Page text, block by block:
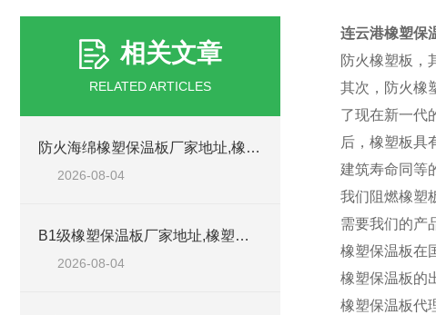
相关文章
RELATED ARTICLES
防火海绵橡塑保温板厂家地址,橡塑批发商
2026-08-04
B1级橡塑保温板厂家地址,橡塑板优质批发商
2026-08-04
连云港橡塑保
防火橡塑板，
其次，防火橡
了现在新一代
后，橡塑板具
建筑寿命同等
我们阻燃橡塑
需要我们的产
橡塑保温板在
橡塑保温板的
橡塑保温板代